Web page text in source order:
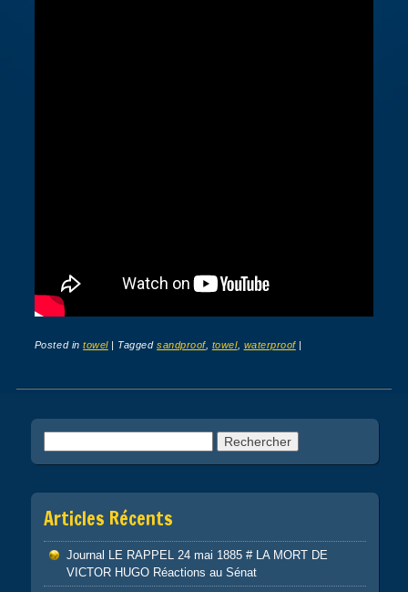
Posted intowel | Taggedsandproof, towel, waterproof |
Post navigation
Articles Récents
Journal LE RAPPEL 24 mai 1885 # LA MORT DE
VICTOR HUGO Réactions au Sénat